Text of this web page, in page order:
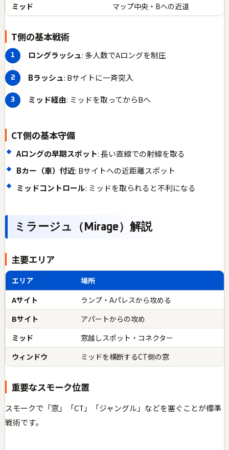
ミッド
マップ中央・Bへの近道
T側の基本戦術
ロングラッシュ: 多人数でAロングを制圧
Bラッシュ: Bサイトに一斉突入
ミッド経由: ミッドを取ってからBへ
CT側の基本守備
Aロングの早期スポット: 長い直線での射線を取る
Bカー（車）付近: Bサイトへの近距離スポット
ミッドコントロール: ミッドを取られると不利になる
ミラージュ（Mirage）解説
主要エリア
エリア
場所
Aサイト
ランプ・Aパレスから攻める
Bサイト
アパートからの攻め
ミッド
窓越しスポット・コネクター
ウィンドウ
ミッドを横断するCT側の窓
重要なスモーク位置
スモークで「窓」「CT」「ジャングル」などを塞ぐことが標準
戦術です。